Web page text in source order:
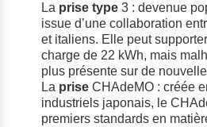
La prise type 3 : devenue
issue d’une collaboration
et italiens. Elle peut
charge de 22 kWh, mais
plus présente sur de
La prise CHAdeMO : créée
industriels japonais, le
premiers standards en